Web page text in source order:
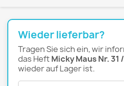
Wieder lieferbar?
Tragen Sie sich ein, wir
das Heft Micky Maus Nr. 31
wieder auf Lager ist.